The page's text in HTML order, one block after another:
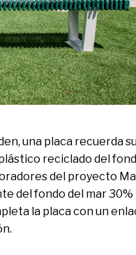
una placa recuerda
reciclado del
del proyecto
del fondo del mar 30%
la placa con un